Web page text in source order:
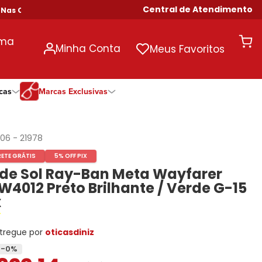
Acima de R$ 699! Central de Atendimento
Minha Conta Meus Favoritos
Hit
DNZ
Ono
Todas Exclusivas
Hit
DNZ
Ono
Todas Exclusivas
Mensal
Anual
Todas as Durações
Dii Collection
Hit
Ono
Marcas Exclusivas
-21978
GRÁTIS 5% OFF PIX
Sol Ray-Ban Meta Wayfarer
Preto Brilhante / Verde G-15
por oticasdiniz
-0%